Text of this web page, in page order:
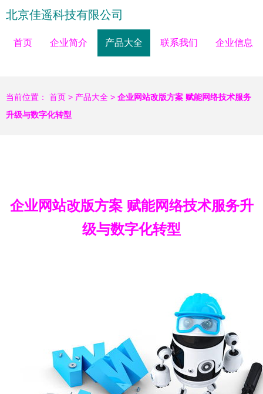
北京佳遥科技有限公司
首页 企业简介 产品大全 联系我们 企业信息
当前位置： 首页 > 产品大全 > 企业网站改版方案 赋能网络技术服务
升级与数字化转型
企业网站改版方案 赋能网络技术服务升
级与数字化转型